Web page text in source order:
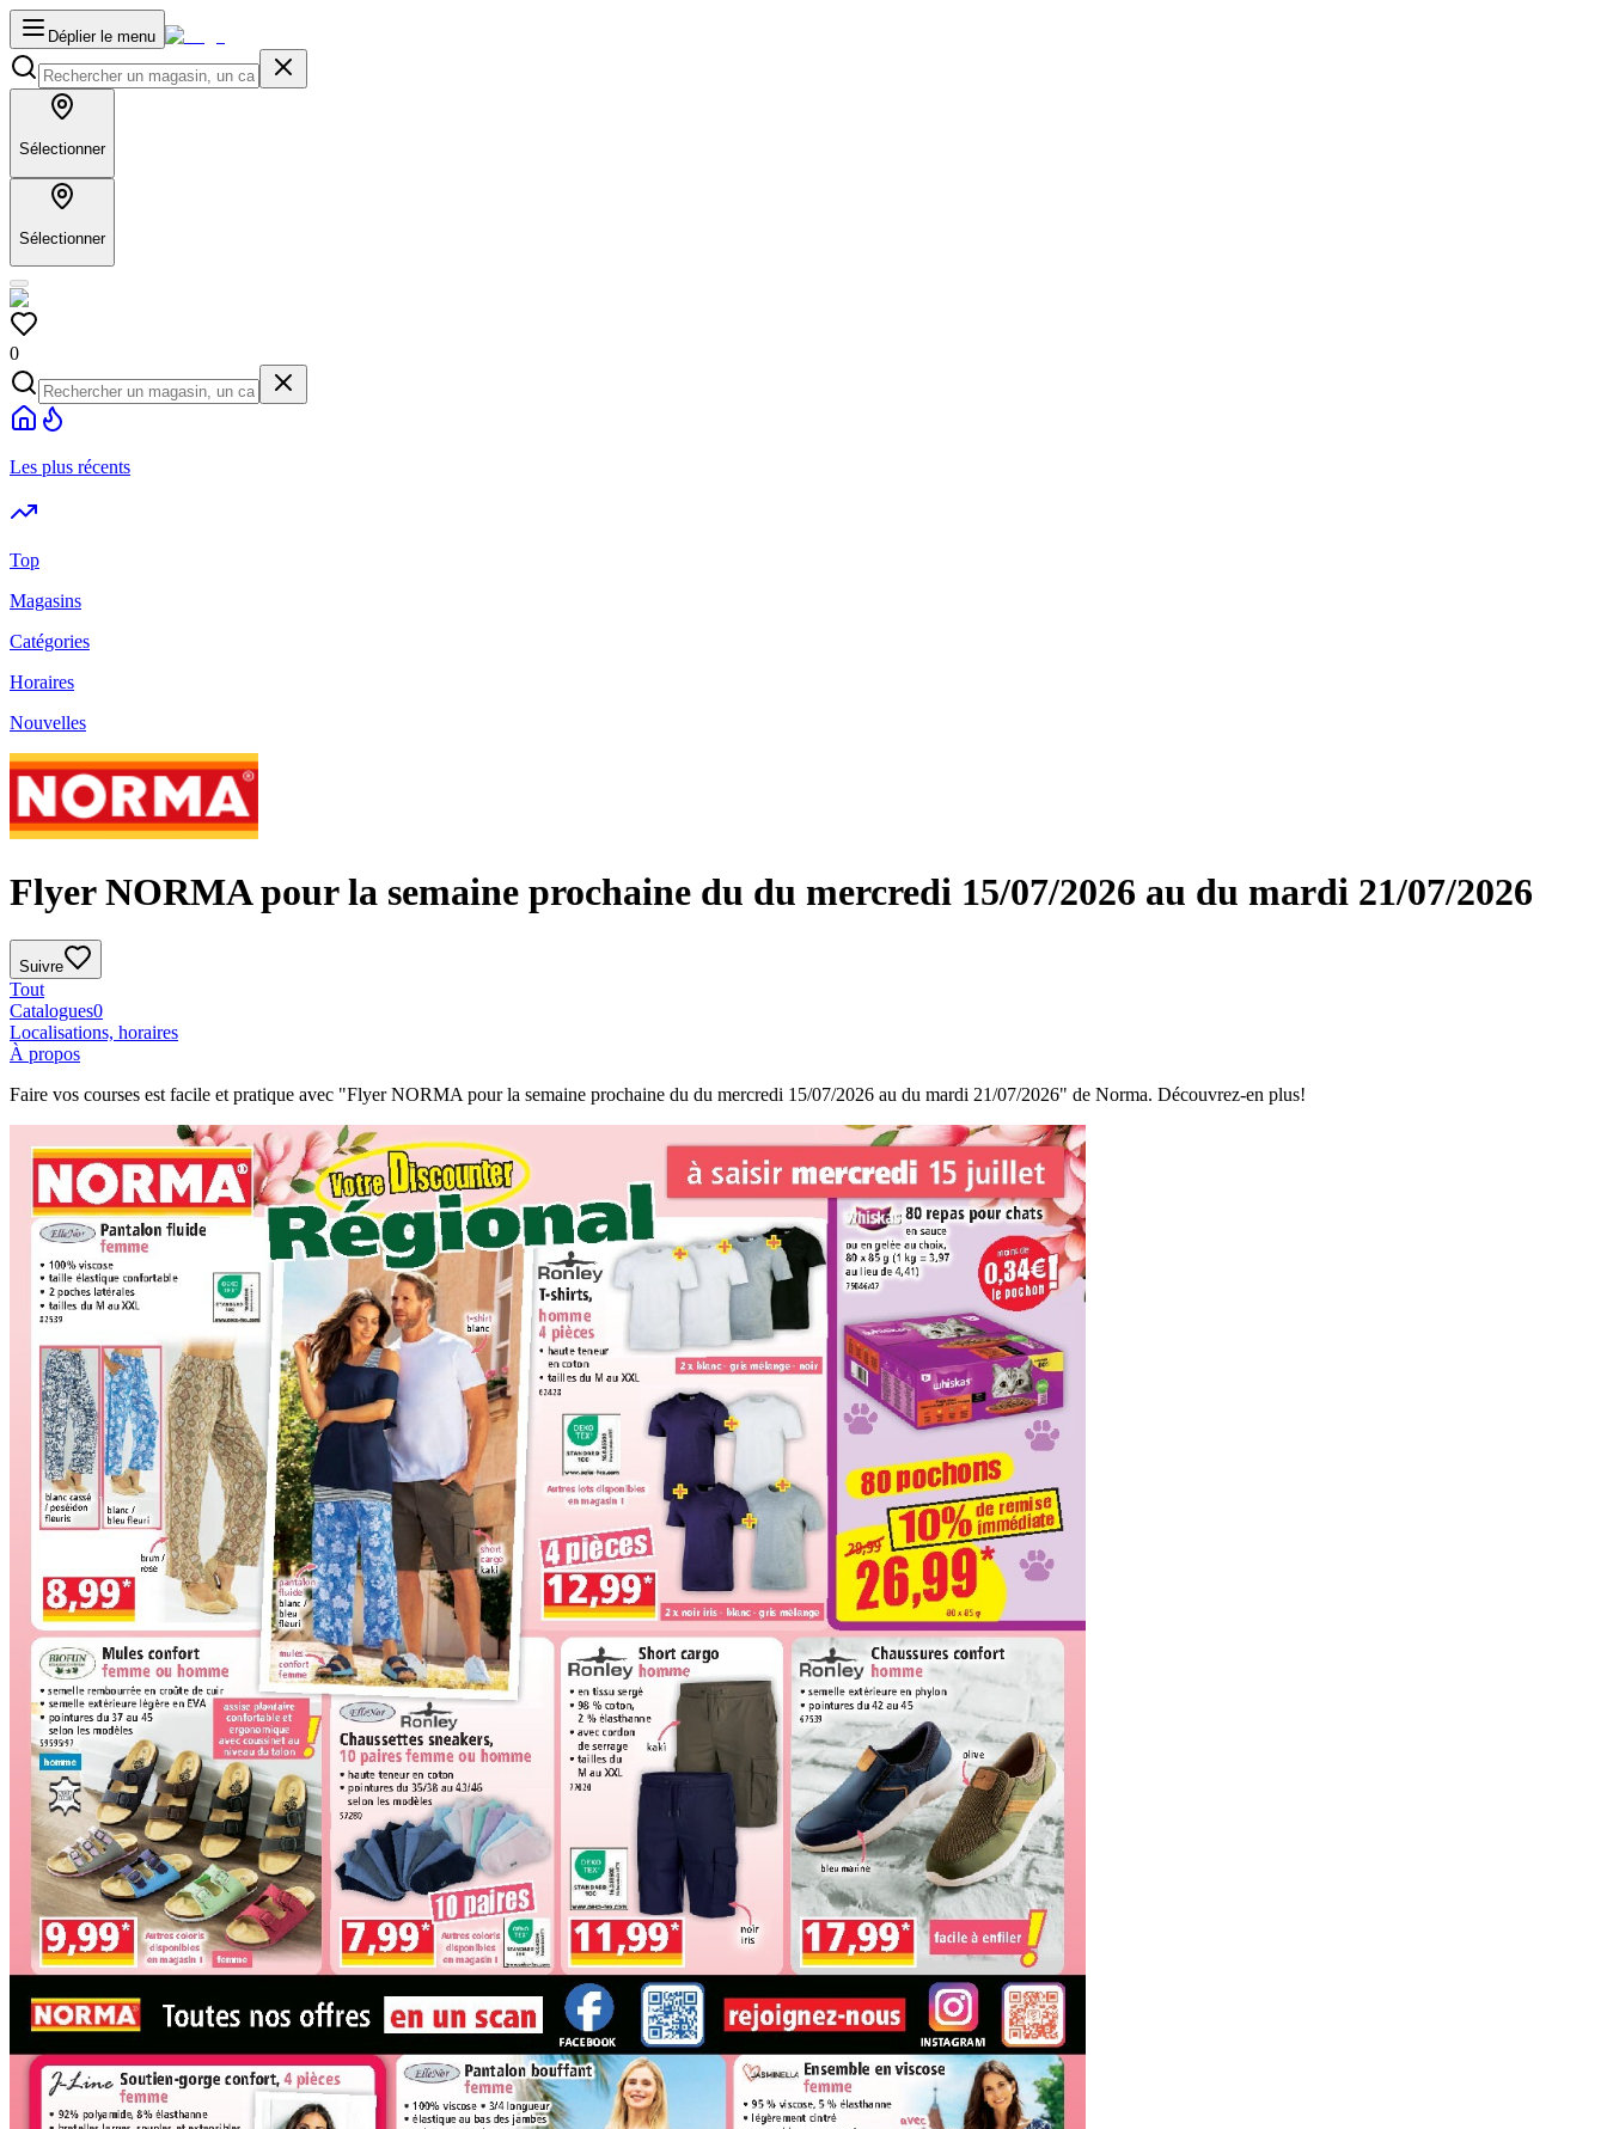
Déplier le menu
Sélectionner
Sélectionner
0
Les plus récents
Top
Magasins
Catégories
Horaires
Nouvelles
Flyer NORMA pour la semaine prochaine du du mercredi 15/07/2026 au du mardi 21/07/2026
Suivre
Tout
Catalogues0
Localisations, horaires
À propos
Faire vos courses est facile et pratique avec "Flyer NORMA pour la semaine prochaine du du mercredi 15/07/2026 au du mardi 21/07/2026" de Norma. Découvrez-en plus!